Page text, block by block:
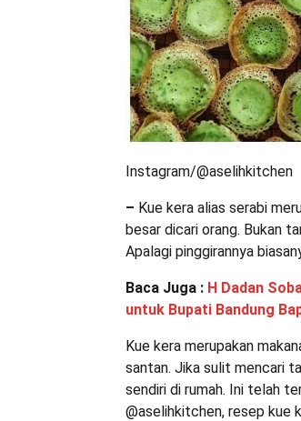
Instagram/@aselihkitchen
– Kue kera alias serabi
besar dicari orang. Bukan
Apalagi pinggirannya
Baca Juga : H Dadan
untuk Bupati Bandung
Kue kera merupakan
santan. Jika sulit mencari
sendiri di rumah. Ini telah
@aselihkitchen, resep kue